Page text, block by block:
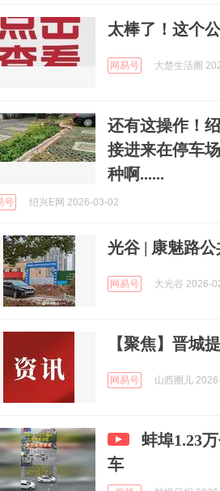
太棒了！这个
网易号 大楚生活圈
还有这操作！
接进来在停车
种啊......
号 绍兴E网 2026-03-02
光谷 | 康魅路公
网易号 大光谷 2026-
【聚焦】晋城
网易号 山西圈儿
蚌埠1.23
车